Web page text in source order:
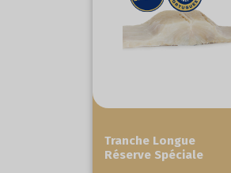
Tranche Longue
Réserve Spéciale